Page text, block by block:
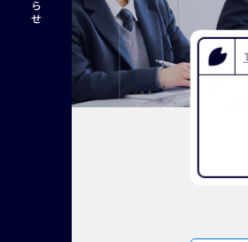
入試情報
よくある質問